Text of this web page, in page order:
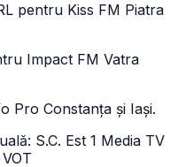
pentru Kiss FM Piatra
Impact FM Vatra
Pro Constanța și Iași.
S.C. Est 1 Media TV